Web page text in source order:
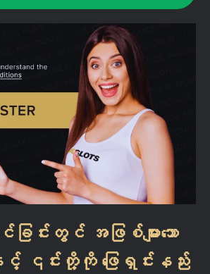
င်းတွင် အဖြစ်များသော
နှင့် ၎င်းတို့ကို ဖြေရှင်းနည်း